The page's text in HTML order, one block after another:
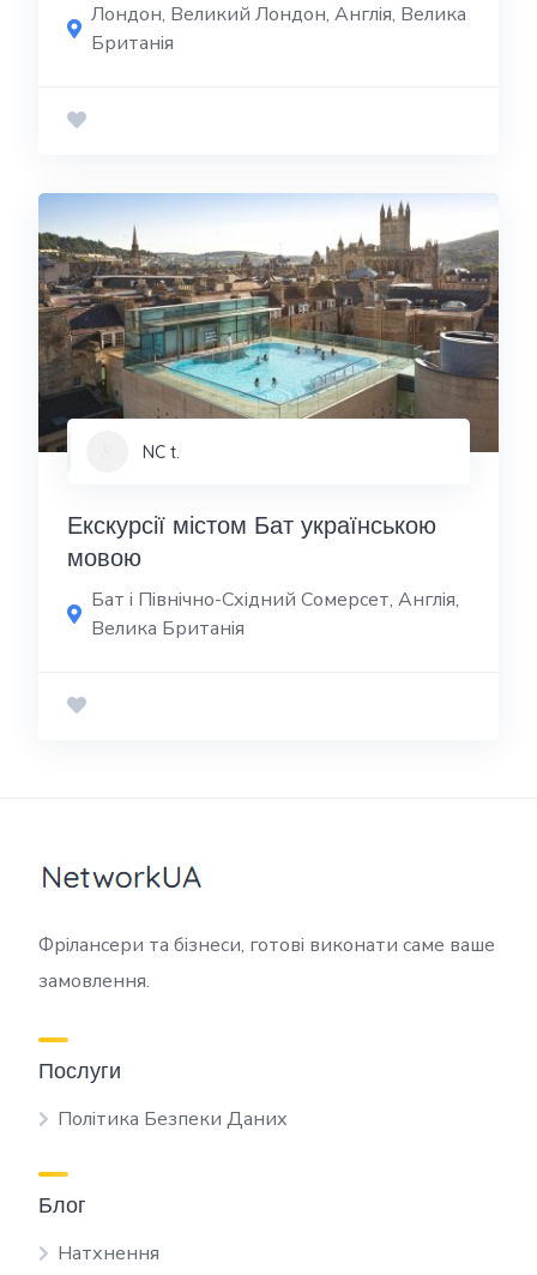
Лондон, Великий Лондон, Англія, Велика
Британія
NC t.
Екскурсії містом Бат українською
мовою
Бат і Північно-Східний Сомерсет, Англія,
Велика Британія
Фрілансери та бізнеси, готові виконати саме ваше
замовлення.
Послуги
Політика Безпеки Даних
Блог
Натхнення